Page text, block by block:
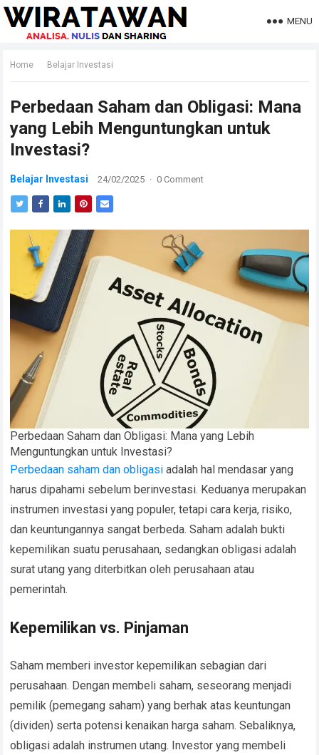
MENU
Home Belajar Investasi
Perbedaan Saham dan Obligasi: Mana
yang Lebih Menguntungkan untuk
Investasi?
Belajar Investasi 24/02/2025 · 0 Comment
Perbedaan Saham dan Obligasi: Mana yang Lebih
Menguntungkan untuk Investasi?
Perbedaan saham dan obligasi adalah hal mendasar yang
harus dipahami sebelum berinvestasi. Keduanya merupakan
instrumen investasi yang populer, tetapi cara kerja, risiko,
dan keuntungannya sangat berbeda. Saham adalah bukti
kepemilikan suatu perusahaan, sedangkan obligasi adalah
surat utang yang diterbitkan oleh perusahaan atau
pemerintah.
Kepemilikan vs. Pinjaman
Saham memberi investor kepemilikan sebagian dari
perusahaan. Dengan membeli saham, seseorang menjadi
pemilik (pemegang saham) yang berhak atas keuntungan
(dividen) serta potensi kenaikan harga saham. Sebaliknya,
obligasi adalah instrumen utang. Investor yang membeli